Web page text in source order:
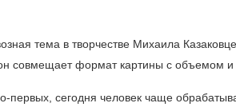
тема в творчестве Михаила
совмещает формат картины с объемом и
первых, сегодня человек чаще